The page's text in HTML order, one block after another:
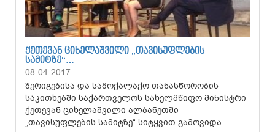
ᲥᲔᲗᲔᲕᲐᲜ ᲪᲘᲮᲔᲚᲐᲨᲕᲘᲚᲘ „ᲗᲐᲕᲘᲡᲣᲤᲚᲔᲑᲘᲡ
ᲡᲐᲛᲘᲢᲖᲔ“…
08-04-2017
შერიგებისა და სამოქალაქო თანასწორობის
საკითხებში საქართველოს სახელმწიფო მინისტრი
ქეთევან ციხელაშვილი ალბანეთში
„თავისუფლების სამიტზე“ სიტყვით გამოვიდა.